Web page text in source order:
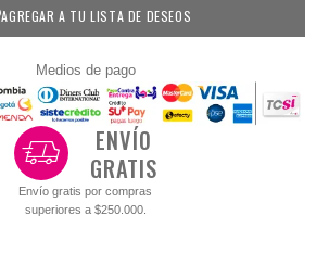
AGREGAR A TU LISTA DE DESEOS
Medios de pago
ENVÍO
GRATIS
Envío gratis por compras
superiores a $250.000.